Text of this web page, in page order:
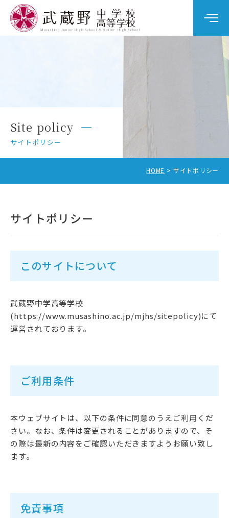
学校生活
中学校入試
中学校受験をお考えの方へ
教育関係者の方へ
アクセス
サイトポリシー・プライ
バシーポリシー
Site policy
サイトポリシー
HOME サイトポリシー
サイトポリシー
このサイトについて
武蔵野中学高等学校
(https://www.musashino.ac.jp/mjhs/sitepolicy)にて
運営されております。
ご利用条件
本ウェブサイトは、以下の条件に同意のうえご利用くだ
さい。なお、条件は変更されることがありますので、そ
の際は最新の内容をご確認いただきますようお願い致し
ます。
免責事項